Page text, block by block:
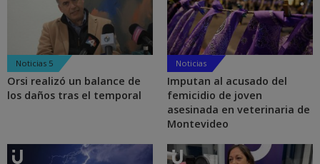
Noticias 5
Orsi realizó un balance de
los daños tras el temporal
Noticias
Imputan al acusado del
femicidio de joven
asesinada en veterinaria de
Montevideo